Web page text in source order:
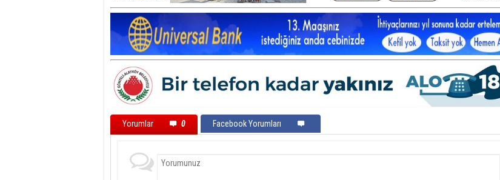
Yorumlar 0 Facebook Yorumları